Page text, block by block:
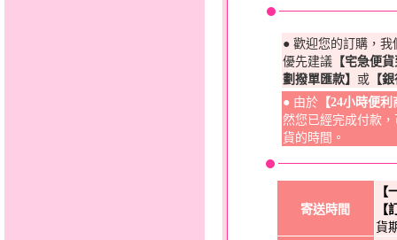
● 歡迎您的訂購，
優先建議 【宅急便
劃撥單匯款】 或 【
● 由於 【24小時便
然您已經完成付款
貨的時間。
寄送時間
【
【
貨